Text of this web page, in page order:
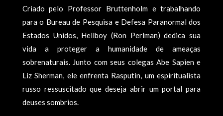
Criado pelo Professor Bruttenholm e trabalhando
para o Bureau de Pesquisa e Defesa Paranormal dos
Estados Unidos, Hellboy (Ron Perlman) dedica sua
vida a proteger a humanidade de ameaças
sobrenaturais. Junto com seus colegas Abe Sapien e
Liz Sherman, ele enfrenta Rasputin, um espiritualista
russo ressuscitado que deseja abrir um portal para
deuses sombrios.